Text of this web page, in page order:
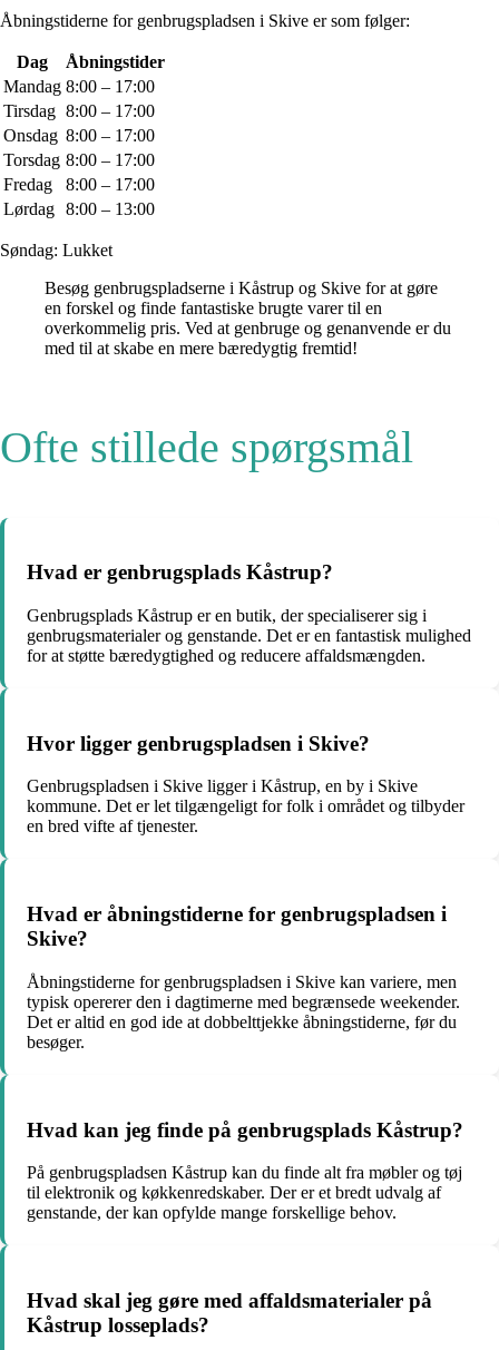
Åbningstiderne for genbrugspladsen i Skive er som følger:
Dag
Åbningstider
Mandag 8:00 – 17:00
Tirsdag 8:00 – 17:00
Onsdag 8:00 – 17:00
Torsdag 8:00 – 17:00
Fredag
8:00 – 17:00
Lørdag 8:00 – 13:00
Søndag: Lukket
Besøg genbrugspladserne i Kåstrup og Skive for at gøre
en forskel og finde fantastiske brugte varer til en
overkommelig pris. Ved at genbruge og genanvende er du
med til at skabe en mere bæredygtig fremtid!
Ofte stillede spørgsmål
Hvad er genbrugsplads Kåstrup?
Genbrugsplads Kåstrup er en butik, der specialiserer sig i
genbrugsmaterialer og genstande. Det er en fantastisk mulighed
for at støtte bæredygtighed og reducere affaldsmængden.
Hvor ligger genbrugspladsen i Skive?
Genbrugspladsen i Skive ligger i Kåstrup, en by i Skive
kommune. Det er let tilgængeligt for folk i området og tilbyder
en bred vifte af tjenester.
Hvad er åbningstiderne for genbrugspladsen i
Skive?
Åbningstiderne for genbrugspladsen i Skive kan variere, men
typisk opererer den i dagtimerne med begrænsede weekender.
Det er altid en god ide at dobbelttjekke åbningstiderne, før du
besøger.
Hvad kan jeg finde på genbrugsplads Kåstrup?
På genbrugspladsen Kåstrup kan du finde alt fra møbler og tøj
til elektronik og køkkenredskaber. Der er et bredt udvalg af
genstande, der kan opfylde mange forskellige behov.
Hvad skal jeg gøre med affaldsmaterialer på
Kåstrup losseplads?